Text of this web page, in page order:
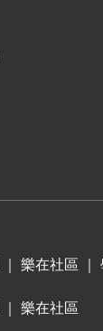
｜樂在社區 ｜
｜樂在社區